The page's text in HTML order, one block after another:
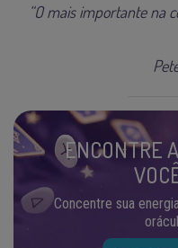
“O mais importante na
ENCONTRE
Concentre sua